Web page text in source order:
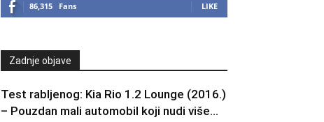
86,315 Fans LIKE
Zadnje objave
Test rabljenog: Kia Rio 1.2 Lounge (2016.)
– Pouzdan mali automobil koji nudi više...